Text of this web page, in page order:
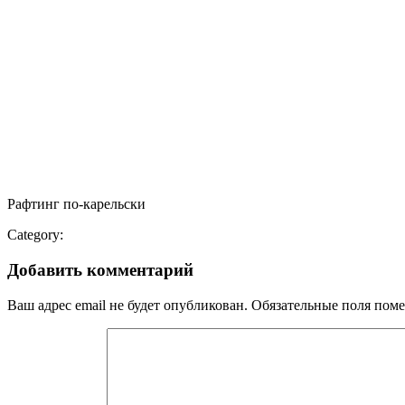
Рафтинг по-карельски
Category:
Добавить комментарий
Ваш адрес email не будет опубликован. Обязательные поля